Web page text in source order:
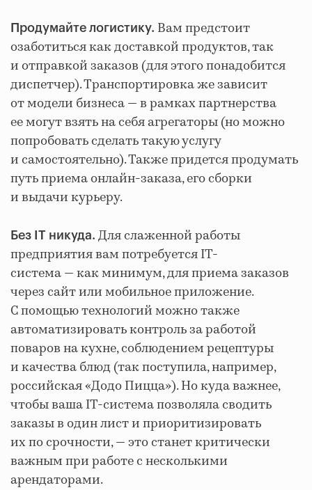
Продумайте логистику. Вам предстоит
озаботиться как доставкой продуктов, так
и отправкой заказов (для этого понадобится
диспетчер). Транспортировка же зависит
от модели бизнеса — в рамках партнерства
ее могут взять на себя агрегаторы (но можно
попробовать сделать такую услугу
и самостоятельно). Также придется продумать
путь приема онлайн-заказа, его сборки
и выдачи курьеру.
Без IT никуда. Для слаженной работы
предприятия вам потребуется IT-
система — как минимум, для приема заказов
через сайт или мобильное приложение.
С помощью технологий можно также
автоматизировать контроль за работой
поваров на кухне, соблюдением рецептуры
и качества блюд (так поступила, например,
российская «Додо Пицца»). Но куда важнее,
чтобы ваша IT-система позволяла сводить
заказы в один лист и приоритизировать
их по срочности, — это станет критически
важным при работе с несколькими
арендаторами.